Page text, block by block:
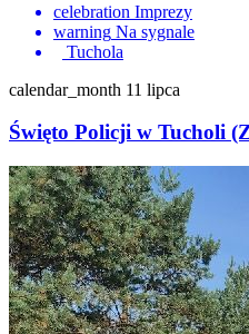
celebration Imprezy
warning Na sygnale
Tuchola
calendar_month 11 lipca
Święto Policji w Tucholi